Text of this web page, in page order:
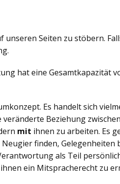
Seiten zu stöbern.
hat eine Gesamtkapazität
Es handelt sich
Beziehung
mit ihnen zu arbeiten. Es
finden, Gelegenheiten
als Teil
ein Mitspracherecht zu